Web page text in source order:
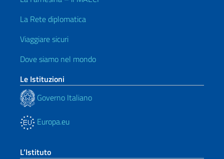
La Rete diplomatica
Viaggiare sicuri
Dove siamo nel mondo
Le Istituzioni
Governo Italiano
Europa.eu
L’Istituto